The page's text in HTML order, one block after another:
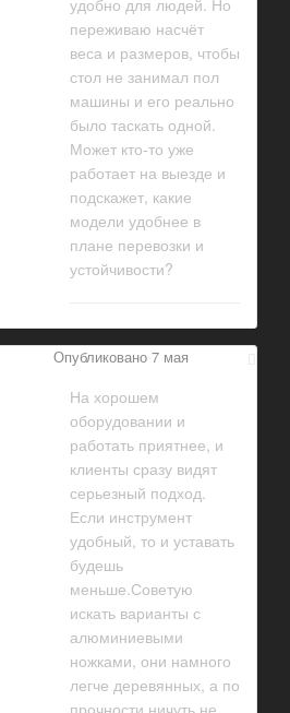
удобно для людей. Но
переживаю насчёт
веса и размеров, чтобы
стол не занимал пол
машины и его реально
было таскать одной.
Может кто-то уже
работает на выезде и
подскажет, какие
модели удобнее в
плане перевозки и
устойчивости?
Опубликовано 7 мая
На хорошем
оборудовании и
работать приятнее, и
клиенты сразу видят
серьезный подход.
Если инструмент
удобный, то и уставать
будешь
меньше.Советую
искать варианты с
алюминиевыми
ножками, они намного
легче деревянных, а по
прочности ничуть не